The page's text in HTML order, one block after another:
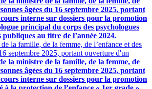
âgées du 16 septembre 2025, portant
interne sur dossiers pour la promotion
principal du corps des psychologues
au titre de l’année 2024.
la famille, de la femme, de l’enfance et des
septembre 2025, portant ouverture d'un
la ministre de la famille, de la femme, de
âgées du 16 septembre 2025, portant
interne sur dossiers pour la promotion